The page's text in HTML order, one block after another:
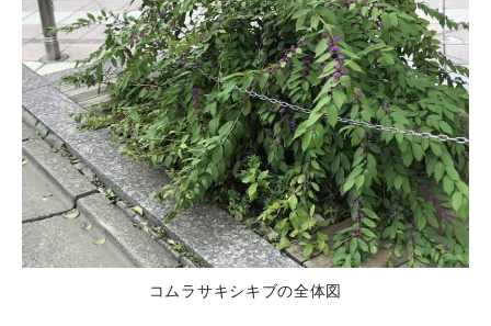
コムラサキシキブの全体図